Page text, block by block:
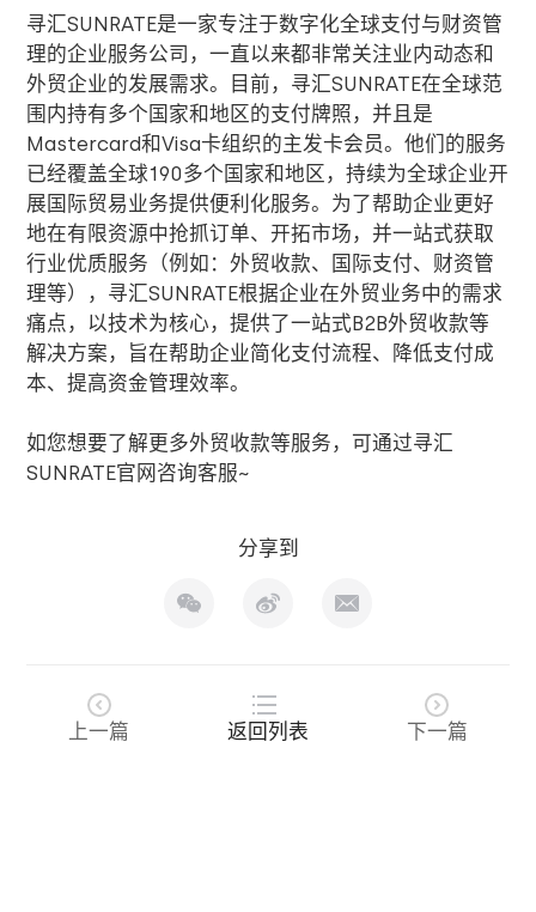
寻汇SUNRATE是一家专注于数字化全球支付与财资管
理的企业服务公司，一直以来都非常关注业内动态和
外贸企业的发展需求。目前，寻汇SUNRATE在全球范
围内持有多个国家和地区的支付牌照，并且是
Mastercard和Visa卡组织的主发卡会员。他们的服务
已经覆盖全球190多个国家和地区，持续为全球企业开
展国际贸易业务提供便利化服务。为了帮助企业更好
地在有限资源中抢抓订单、开拓市场，并一站式获取
行业优质服务（例如：外贸收款、国际支付、财资管
理等），寻汇SUNRATE根据企业在外贸业务中的需求
痛点，以技术为核心，提供了一站式B2B外贸收款等
解决方案，旨在帮助企业简化支付流程、降低支付成
本、提高资金管理效率。
如您想要了解更多外贸收款等服务，可通过寻汇
SUNRATE官网咨询客服~
分享到
上一篇 返回列表 下一篇